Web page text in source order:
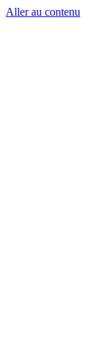
Aller au contenu